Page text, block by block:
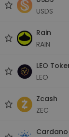
USDS
Rain
RAIN
LEO
LEO
Zcash
ZEC
Cardano